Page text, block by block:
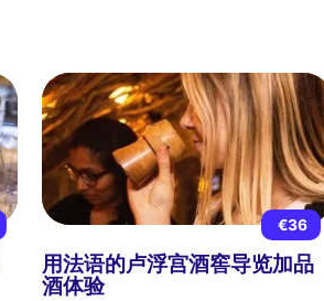
€36
用法语的卢浮宫酒窖导览加品
酒体验